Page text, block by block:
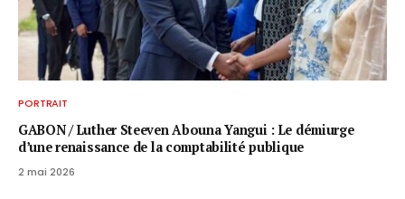
PORTRAIT
GABON / ​Luther Steeven Abouna Yangui : Le démiurge
d’une renaissance de la comptabilité publique
2 mai 2026